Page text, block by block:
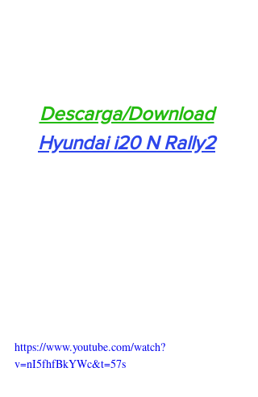
Descarga/Download
Hyundai i20 N Rally2
https://www.youtube.com/watch?
v=nI5fhfBkYWc&t=57s